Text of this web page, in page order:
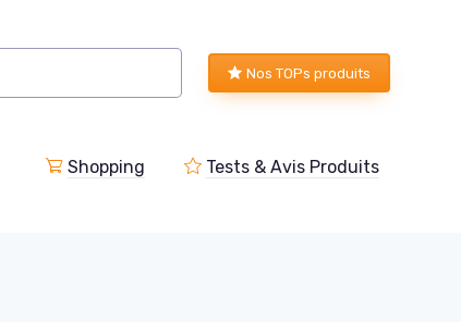
Nos TOPs produits
Shopping Tests & Avis Produits